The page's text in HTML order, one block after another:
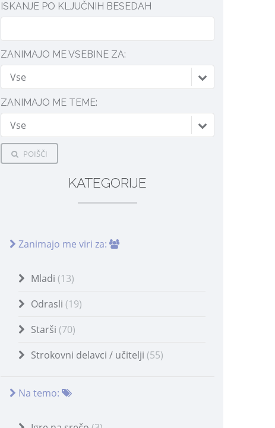
ISKANJE PO KLJUČNIH BESEDAH
ZANIMAJO ME VSEBINE ZA:
Vse
ZANIMAJO ME TEME:
Vse
POIŠČI
KATEGORIJE
Zanimajo me viri za:
Mladi (13)
Odrasli (19)
Starši (70)
Strokovni delavci / učitelji (55)
Na temo: